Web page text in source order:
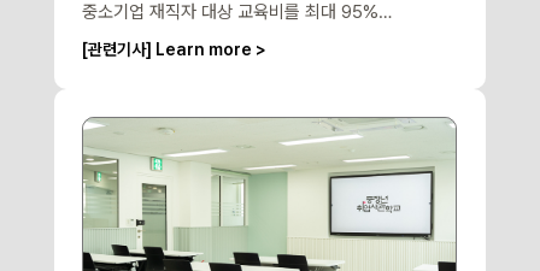
중소기업 재직자 대상 교육비를 최대 95%
환급해주는 ‘중소기업 인재키움 프리미엄 훈련’을 오는
12월까지 연중 상시 운영한다고 12일 밝혔다.
[관련기사] Learn more >